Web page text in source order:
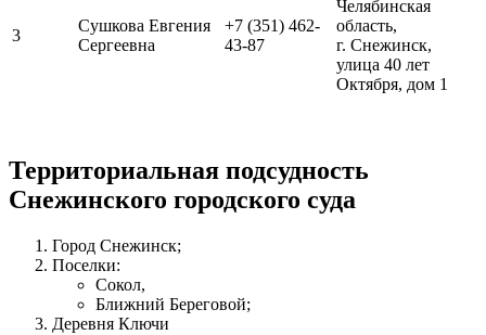
3
Сушкова Евгения
Сергеевна
+7 (351) 462-
43-87
Челябинская
область,
г. Снежинск,
улица 40 лет
Октября, дом 1
Территориальная подсудность
Снежинского городского суда
Город Снежинск;
Поселки:
Сокол,
Ближний Береговой;
Деревня Ключи